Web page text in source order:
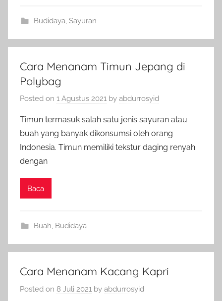
Budidaya Sayuran
Cara Menanam Timun Jepang di
Polybag
Posted on 1 Agustus 2021 by abdurrosyid
Timun termasuk salah satu jenis sayuran atau
buah yang banyak dikonsumsi oleh orang
Indonesia. Timun memiliki tekstur daging renyah
dengan
Baca
Buah, Budidaya
Cara Menanam Kacang Kapri
Posted on 8 Juli 2021 by abdurrosyid